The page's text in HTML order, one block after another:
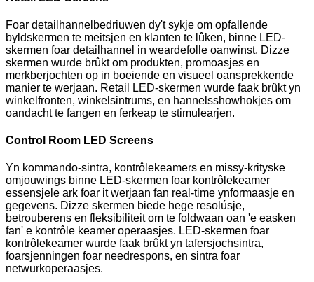
Foar detailhannelbedriuwen dy't sykje om opfallende
byldskermen te meitsjen en klanten te lûken, binne LED-
skermen foar detailhannel in weardefolle oanwinst. Dizze
skermen wurde brûkt om produkten, promoasjes en
merkberjochten op in boeiende en visueel oansprekkende
manier te werjaan. Retail LED-skermen wurde faak brûkt yn
winkelfronten, winkelsintrums, en hannelsshowhokjes om
oandacht te fangen en ferkeap te stimulearjen.
Control Room LED Screens
Yn kommando-sintra, kontrôlekeamers en missy-krityske
omjouwings binne LED-skermen foar kontrôlekeamer
essensjele ark foar it werjaan fan real-time ynformaasje en
gegevens. Dizze skermen biede hege resolúsje,
betrouberens en fleksibiliteit om te foldwaan oan 'e easken
fan' e kontrôle keamer operaasjes. LED-skermen foar
kontrôlekeamer wurde faak brûkt yn tafersjochsintra,
foarsjenningen foar needrespons, en sintra foar
netwurkoperaasjes.